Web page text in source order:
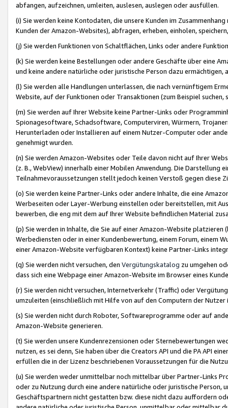
abfangen, aufzeichnen, umleiten, auslesen, auslegen oder ausfüllen.
(i) Sie werden keine Kontodaten, die unsere Kunden im
Kunden der Amazon-Websites), abfragen, erheben, einholen,
(j) Sie werden Funktionen von Schaltflächen, Links oder andere
(k) Sie werden keine Bestellungen oder andere Geschäfte über eine
und keine andere natürliche oder juristische Person dazu
(l) Sie werden alle Handlungen unterlassen, die nach vernünftigem
Website, auf der Funktionen oder Transaktionen (zum Beispiel
(m) Sie werden auf Ihrer Website keine Partner-Links oder
Spionagesoftware, Schadsoftware, Computerviren, Würmern,
Herunterladen oder Installieren auf einem Nutzer-Computer oder
genehmigt wurden.
(n) Sie werden Amazon-Websites oder Teile davon nicht auf Ihrer
(z. B., WebView) innerhalb einer Mobilen Anwendung. Die Darstellung
Teilnahmevoraussetzungen stellt jedoch keinen Verstoß gegen diese
(o) Sie werden keine Partner-Links oder andere Inhalte, die eine
Werbeseiten oder Layer-Werbung einstellen oder bereitstellen, mit
bewerben, die eng mit dem auf Ihrer Website befindlichen Material
(p) Sie werden in Inhalte, die Sie auf einer Amazon-Website
Werbediensten oder in einer Kundenbewertung, einem Forum, einem
einer Amazon-Website verfügbaren Kontext) keine Partner-Links
(q) Sie werden nicht versuchen, den Vergütungskatalog zu umgehen
dass sich eine Webpage einer Amazon-Website im Browser eines
(r) Sie werden nicht versuchen, Internetverkehr (Traffic) oder
umzuleiten (einschließlich mit Hilfe von auf den Computern der
(s) Sie werden nicht durch Roboter, Softwareprogramme oder auf
Amazon-Website generieren.
(t) Sie werden unsere Kundenrezensionen oder Sternebewertungen
nutzen, es sei denn, Sie haben über die Creators API und die PA API
erfüllen die in der Lizenz beschriebenen Voraussetzungen für die
(u) Sie werden weder unmittelbar noch mittelbar über Partner-Links
oder zu Nutzung durch eine andere natürliche oder juristische
Geschäftspartnern nicht gestatten bzw. diese nicht dazu auffordern